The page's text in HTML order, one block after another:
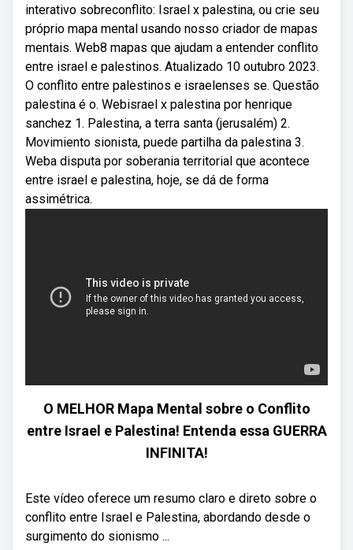
interativo sobreconflito: Israel x palestina, ou crie seu
próprio mapa mental usando nosso criador de mapas
mentais. Web8 mapas que ajudam a entender conflito
entre israel e palestinos. Atualizado 10 outubro 2023.
O conflito entre palestinos e israelenses se. Questão
palestina é o. Webisrael x palestina por henrique
sanchez 1. Palestina, a terra santa (jerusalém) 2.
Movimiento sionista, puede partilha da palestina 3.
Weba disputa por soberania territorial que acontece
entre israel e palestina, hoje, se dá de forma
assimétrica.
O MELHOR Mapa Mental sobre o Conflito
entre Israel e Palestina! Entenda essa GUERRA
INFINITA!
Este vídeo oferece um resumo claro e direto sobre o
conflito entre Israel e Palestina, abordando desde o
surgimento do sionismo ...